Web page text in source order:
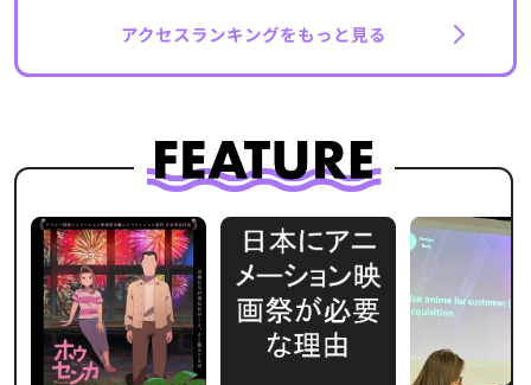
アクセスランキングをもっと見る